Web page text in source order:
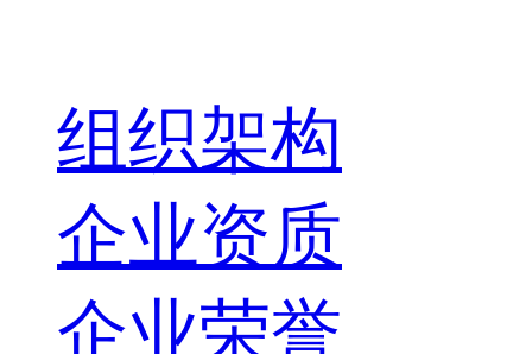
组织架构
企业资质
企业荣誉